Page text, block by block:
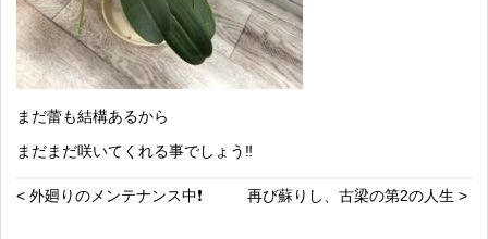
まだ蕾も結構あるから
まだまだ咲いてくれる事でしょう‼️
< 外廻りのメンテナンス中❗️ 再び蘇りし、古梁の第2の人生 >